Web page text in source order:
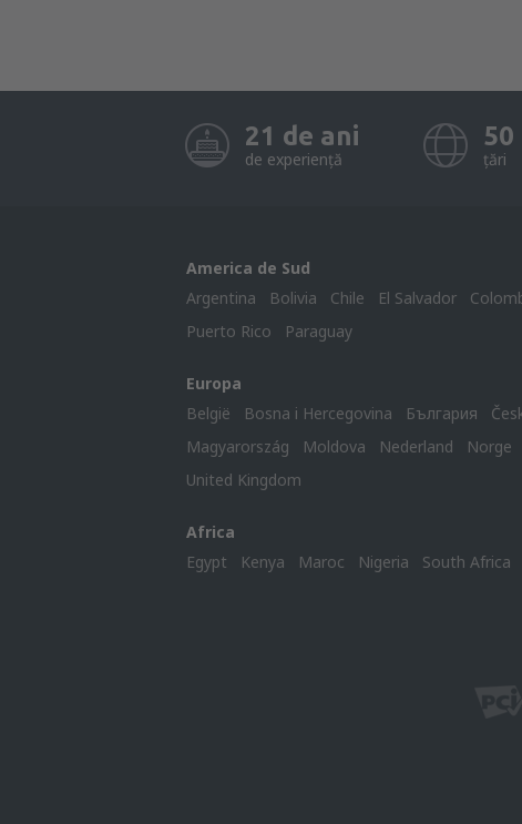
21 de ani
de experiență
50
țări
America de Sud
Argentina
Bolivia Chile El Salvador
Puerto Rico
Paraguay
Europa
België
Bosna i Hercegovina България
Magyarország
Moldova Nederland Norge
United Kingdom
Africa
Egypt
Kenya Maroc Nigeria South Africa